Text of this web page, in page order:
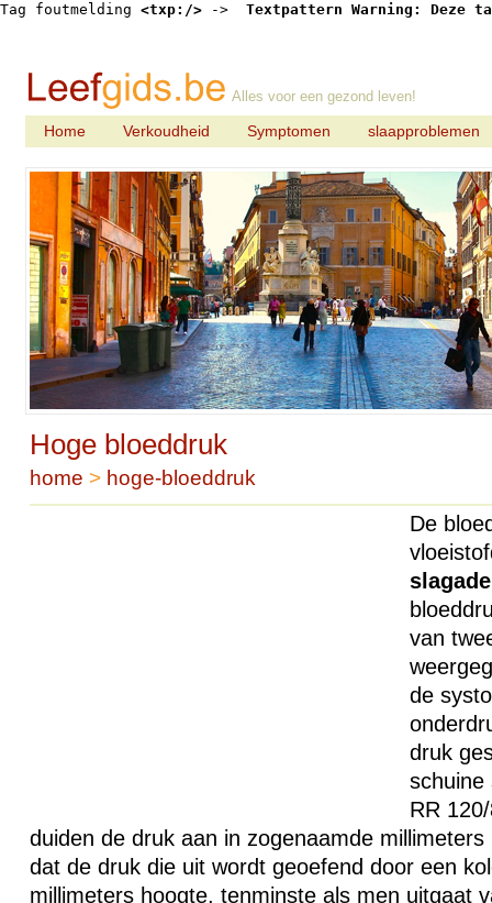
Tag foutmelding <txp:/> -> Textpattern Warning: Deze
Alles voor een gezond leven!
Home Verkoudheid Symptomen slaapproblemen
Hoge bloeddruk
home > hoge-bloeddruk
De
van
de
druk
schuine
RR
duiden de druk aan in zogenaamde
dat de druk die uit wordt geoefend door een
millimeters hoogte, tenminste als men uitgaat